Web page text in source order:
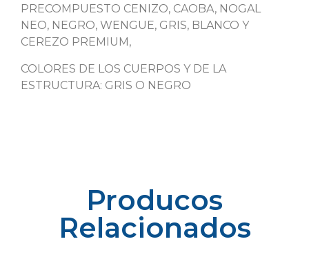
PRECOMPUESTO CENIZO, CAOBA, NOGAL
NEO, NEGRO, WENGUE, GRIS, BLANCO Y
CEREZO PREMIUM,
COLORES DE LOS CUERPOS Y DE LA
ESTRUCTURA: GRIS O NEGRO
Producos
Relacionados